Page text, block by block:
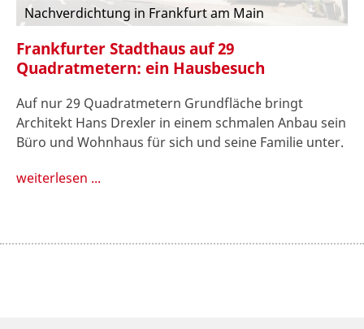
Nachverdichtung in Frankfurt am Main
Frankfurter Stadthaus auf 29
Quadratmetern: ein Hausbesuch
Auf nur 29 Quadratmetern Grundfläche bringt
Architekt Hans Drexler in einem schmalen Anbau sein
Büro und Wohnhaus für sich und seine Familie unter.
weiterlesen ...